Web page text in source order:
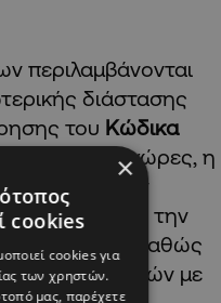
περιλαμβάνονται
διάστασης
του Κώδικα
με τρίτες χώρες, η
συνοριακών
του EES και την
ETIAS, καθώς
επιστροφών με
×
cookies
cookies για
των χρηστών.
μας, παρέχετε